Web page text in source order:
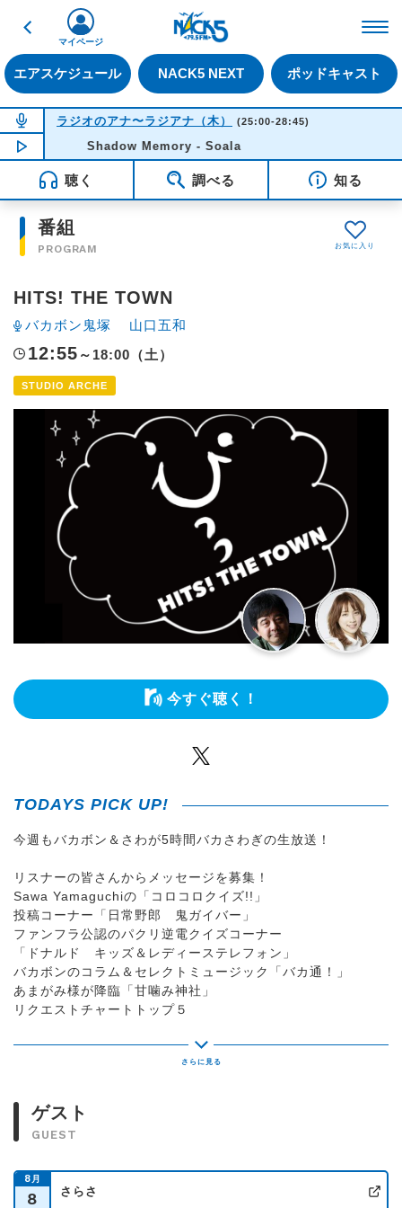
戻る
エアスケジュール NACK5 NEXT ポッドキャスト
マイページ
NOW ON AIR
ラジオのアナ〜ラジアナ（木） (25:00-28:45)
NOW PLAYING 04:22
Shadow Memory - Soala
聴く 調べる 知る
番組
PROGRAM
HITS! THE TOWN
バカボン鬼塚 山口五和
12:55 ～18:00（土）
STUDIO ARCHE
今すぐ聴く！
TODAYS PICK UP!
今週もバカボン＆さわが5時間バカさわぎの生放送！
リスナーの皆さんからメッセージを募集！
Sawa Yamaguchiの「コロコロクイズ!!」
投稿コーナー「日常野郎 鬼ガイバー」
ファンフラ公認のパクリ逆電クイズコーナー
「ドナルド キッズ＆レディーステレフォン」
バカボンのコラム＆セレクトミュージック「バカ通！」
あまがみ様が降臨「甘噛み神社」
リクエストチャートトップ５
大宮駅西口 アルシェビル５階の
「NACK5スタジオアルシェ」から公開生放送！
番組紹介
TOWN」！！
ゲスト
GUEST
8月
8
さらさ